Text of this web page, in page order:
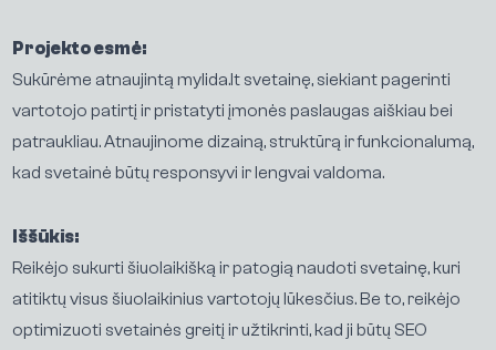
Projekto esmė:
Sukūrėme atnaujintą mylida.lt svetainę, siekiant pagerinti
vartotojo patirtį ir pristatyti įmonės paslaugas aiškiau bei
patraukliau. Atnaujinome dizainą, struktūrą ir funkcionalumą,
kad svetainė būtų responsyvi ir lengvai valdoma.
Iššūkis:
Reikėjo sukurti šiuolaikišką ir patogią naudoti svetainę, kuri
atitiktų visus šiuolaikinius vartotojų lūkesčius. Be to, reikėjo
optimizuoti svetainės greitį ir užtikrinti, kad ji būtų SEO